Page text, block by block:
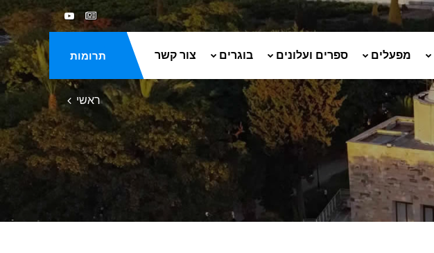
תרומות מפעלים ספרים ועלונים בוגרים צור קשר
ראשי